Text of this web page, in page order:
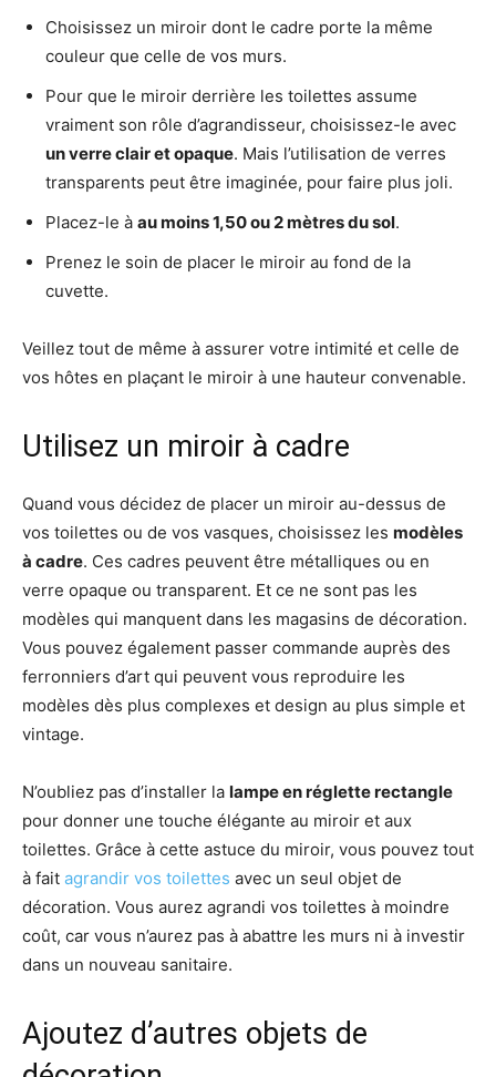
Choisissez un miroir dont le cadre porte la même
couleur que celle de vos murs.
Pour que le miroir derrière les toilettes assume
vraiment son rôle d’agrandisseur, choisissez-le avec
un verre clair et opaque. Mais l’utilisation de verres
transparents peut être imaginée, pour faire plus joli.
Placez-le à au moins 1,50 ou 2 mètres du sol.
Prenez le soin de placer le miroir au fond de la
cuvette.
Veillez tout de même à assurer votre intimité et celle de
vos hôtes en plaçant le miroir à une hauteur convenable.
Utilisez un miroir à cadre
Quand vous décidez de placer un miroir au-dessus de
vos toilettes ou de vos vasques, choisissez les modèles
à cadre. Ces cadres peuvent être métalliques ou en
verre opaque ou transparent. Et ce ne sont pas les
modèles qui manquent dans les magasins de décoration.
Vous pouvez également passer commande auprès des
ferronniers d’art qui peuvent vous reproduire les
modèles dès plus complexes et design au plus simple et
vintage.
N’oubliez pas d’installer la lampe en réglette rectangle
pour donner une touche élégante au miroir et aux
toilettes. Grâce à cette astuce du miroir, vous pouvez tout
à fait agrandir vos toilettes avec un seul objet de
décoration. Vous aurez agrandi vos toilettes à moindre
coût, car vous n’aurez pas à abattre les murs ni à investir
dans un nouveau sanitaire.
Ajoutez d’autres objets de